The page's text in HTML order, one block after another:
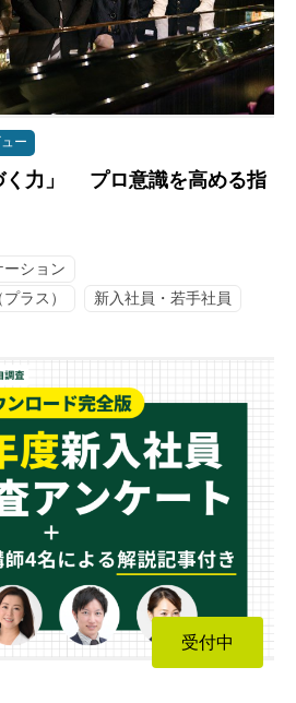
ー
く力」 プロ意識を高める指
ーション
ラス）
新入社員・若手社員
受付中